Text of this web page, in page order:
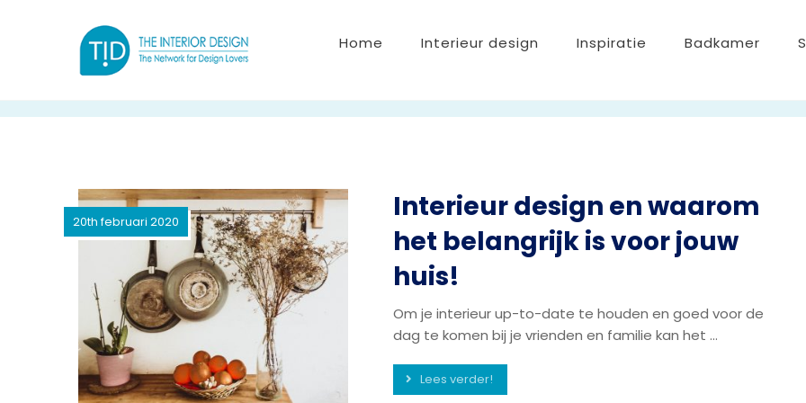
Home Interieur design Inspiratie Badkamer
Interieur design en waarom
het belangrijk is voor jouw
huis!
20th februari 2020
Om je interieur up-to-date te houden en goed voor de
dag te komen bij je vrienden en familie kan het ...
Lees verder!